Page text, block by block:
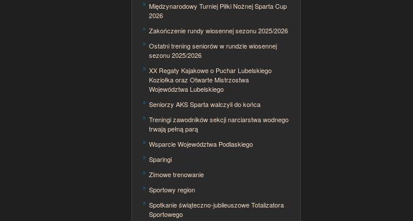
Międzynarodowy Turniej Piłki Nożnej Sparta Cup
2026
Zakończenie rundy wiosennej sezonu 2025/2026
Ostatni trening seniorów w rundzie wiosennej
sezonu 2025/2026
XX Regaty Kajakowe o Puchar Lubelskiego
Koziołka oraz Otwarte Mistrzostwa
Województwa Lubelskiego
Seniorzy AKS Sparta walczyli do końca
Treningi zawodników sekcji narciarstwa wodnego
trwają pełną parą
Wsparcie Województwa Podlaskiego
Sparingi
Zimowe trenowanie
Sportowy region
Spotkanie świąteczno-jubileuszowe Totalizatora
Sportowego